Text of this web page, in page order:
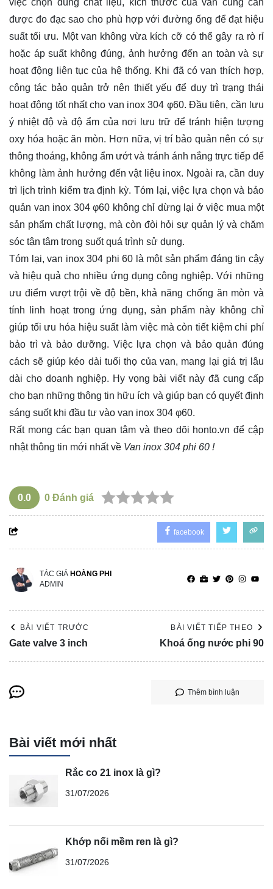
được đo đạc sao cho phù hợp với đường ống để đạt hiệu
suất tối ưu. Một van không vừa kích cỡ có thể gây ra rò rỉ
hoặc áp suất không đúng, ảnh hưởng đến an toàn và sự
hoạt động liên tục của hệ thống. Khi đã có van thích hợp,
công tác bảo quản trở nên thiết yếu để duy trì trạng thái
hoạt động tốt nhất cho van inox 304 φ60. Đầu tiên, cần lưu
ý nhiệt độ và độ ẩm của nơi lưu trữ để tránh hiện tượng
oxy hóa hoặc ăn mòn. Hơn nữa, vị trí bảo quản nên có sự
thông thoáng, không ẩm ướt và tránh ánh nắng trực tiếp để
không làm ảnh hưởng đến vật liệu inox. Ngoài ra, cần duy
trì lịch trình kiểm tra định kỳ. Tóm lại, việc lựa chọn và bảo
quản van inox 304 φ60 không chỉ dừng lại ở việc mua một
sản phẩm chất lượng, mà còn đòi hỏi sự quản lý và chăm
sóc tận tâm trong suốt quá trình sử dụng.
Tóm lại, van inox 304 phi 60 là một sản phẩm đáng tin cậy
và hiệu quả cho nhiều ứng dụng công nghiệp. Với những
ưu điểm vượt trội về độ bền, khả năng chống ăn mòn và
tính linh hoạt trong ứng dụng, sản phẩm này không chỉ
giúp tối ưu hóa hiệu suất làm việc mà còn tiết kiệm chi phí
bảo trì và bảo dưỡng. Việc lựa chọn và bảo quản đúng
cách sẽ giúp kéo dài tuổi thọ của van, mang lại giá trị lâu
dài cho doanh nghiệp. Hy vọng bài viết này đã cung cấp
cho bạn những thông tin hữu ích và giúp bạn có quyết định
sáng suốt khi đầu tư vào van inox 304 φ60.
Rất mong các bạn quan tâm và theo dõi honto.vn để cập
nhật thông tin mới nhất về Van inox 304 phi 60 !
0.0 0 Đánh giá
facebook
TÁC GIẢ HOÀNG PHI
ADMIN
BÀI VIẾT TRƯỚC
Gate valve 3 inch
BÀI VIẾT TIẾP THEO
Khoá ống nước phi 90
Thêm bình luận
Bài viết mới nhất
Rắc co 21 inox là gì?
31/07/2026
Khớp nối mềm ren là gì?
31/07/2026